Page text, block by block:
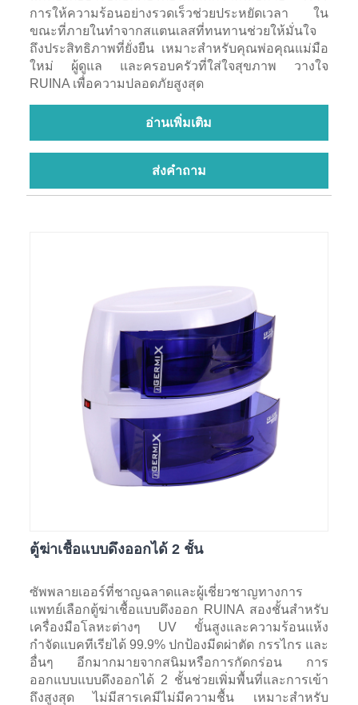
การให้ความร้อนอย่างรวดเร็วช่วยประหยัดเวลา ใน
ขณะที่ภายในทำจากสแตนเลสที่ทนทานช่วยให้มั่นใจ
ถึงประสิทธิภาพที่ยั่งยืน เหมาะสำหรับคุณพ่อคุณแม่มือ
ใหม่ ผู้ดูแล และครอบครัวที่ใส่ใจสุขภาพ วางใจ
RUINA เพื่อความปลอดภัยสูงสุด
อ่านเพิ่มเติม
ส่งคำถาม
ตู้ฆ่าเชื้อแบบดึงออกได้ 2 ชั้น
ซัพพลายเออร์ที่ชาญฉลาดและผู้เชี่ยวชาญทางการ
แพทย์เลือกตู้ฆ่าเชื้อแบบดึงออก RUINA สองชั้นสำหรับ
เครื่องมือโลหะต่างๆ UV ขั้นสูงและความร้อนแห้ง
กำจัดแบคทีเรียได้ 99.9% ปกป้องมีดผ่าตัด กรรไกร และ
อื่นๆ อีกมากมายจากสนิมหรือการกัดกร่อน การ
ออกแบบแบบดึงออกได้ 2 ชั้นช่วยเพิ่มพื้นที่และการเข้า
ถึงสูงสุด ไม่มีสารเคมีไม่มีความชื้น เหมาะสำหรับ